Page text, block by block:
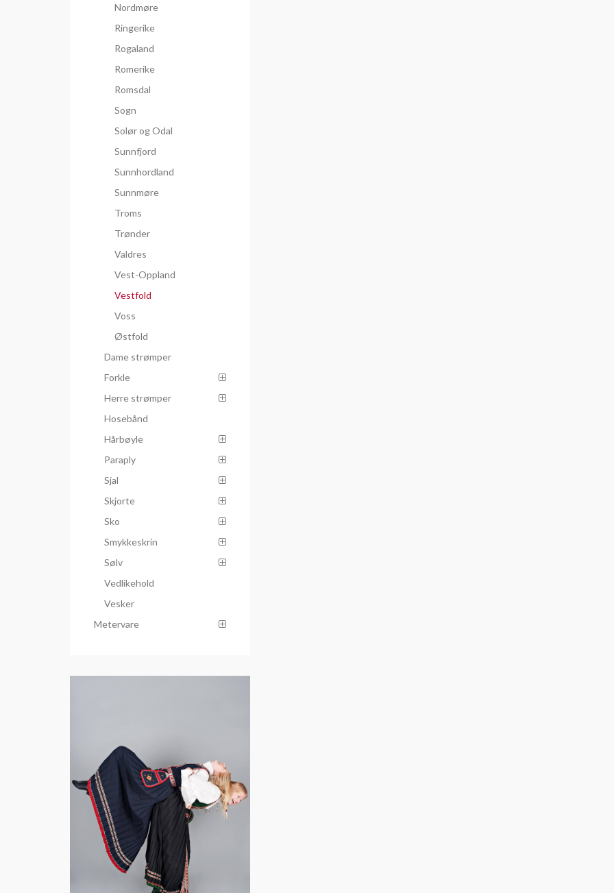
Nordmøre
Ringerike
Rogaland
Romerike
Romsdal
Sogn
Solør og Odal
Sunnfjord
Sunnhordland
Sunnmøre
Troms
Trønder
Valdres
Vest-Oppland
Vestfold
Voss
Østfold
Dame strømper
Forkle
Herre strømper
Hosebånd
Hårbøyle
Paraply
Sjal
Skjorte
Sko
Smykkeskrin
Sølv
Vedlikehold
Vesker
Metervare